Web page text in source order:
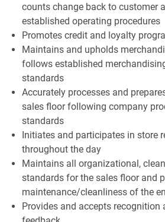
counts change back to customer
established operating procedures
Promotes credit and loyalty
Maintains and upholds
follows established
standards
Accurately processes and
sales floor following company
standards
Initiates and participates in store
throughout the day
Maintains all organizational,
standards for the sales floor and
maintenance/cleanliness of the
Provides and accepts recognition